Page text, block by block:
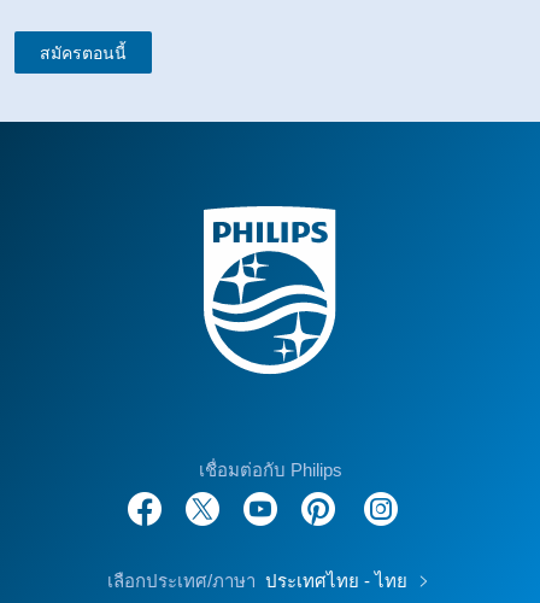
สมัครตอนนี้
เชื่อมต่อกับ Philips
เลือกประเทศ/ภาษา ประเทศไทย - ไทย